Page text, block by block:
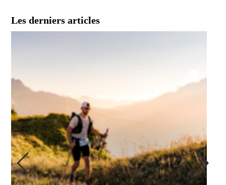
Les derniers articles